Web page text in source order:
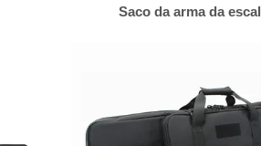
Saco da arma da